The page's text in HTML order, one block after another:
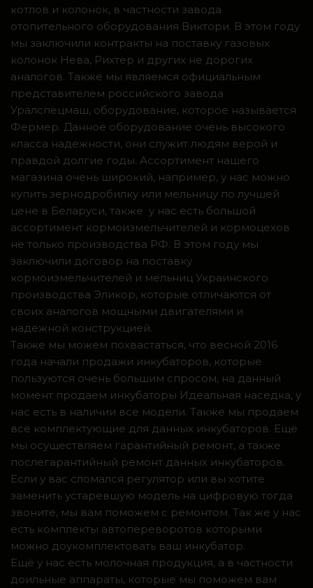
котлов и колонок, в частности завода
отопительного оборудования Виктори. В этом году
мы заключили контракты на поставку газовых
колонок Нева, Рихтер и других не дорогих
аналогов. Также мы являемся официальным
представителем российского завода
Уралспецмаш, оборудование, которое называется
Фермер. Данное оборудование очень высокого
класса надежности, они служит людям верой и
правдой долгие годы. Ассортимент нашего
магазина очень широкий, например, у нас можно
купить зернодробилку или мельницу по лучшей
цене в Беларуси, также у нас есть большой
ассортимент кормоизмельчителей и кормоцехов
не только производства РФ. В этом году мы
заключили договор на поставку
кормоизмельчителей и мельниц Украинского
производства Эликор, которые отличаются от
своих аналогов мощными двигателями и
надежной конструкцией.
Также мы можем похвастаться, что весной 2016
года начали продажи инкубаторов, которые
пользуются очень большим спросом, на данный
момент продаем инкубаторы Идеальная наседка, у
нас есть в наличии все модели. Также мы продаем
все комплектующие для данных инкубаторов. Ещё
мы осуществляем гарантийный ремонт, а также
послегарантийный ремонт данных инкубаторов.
Если у вас сломался регулятор или вы хотите
заменить устаревшую модель на цифровую тогда
звоните, мы вам поможем с ремонтом. Так же у нас
есть комплекты автопереворотов которыми
можно доукомплектовать ваш инкубатор.
Ещё у нас есть молочная продукция, а в частности
доильные аппараты, которые мы поможем вам